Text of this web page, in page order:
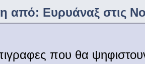
από: Ευρυάναξ στις
που θα